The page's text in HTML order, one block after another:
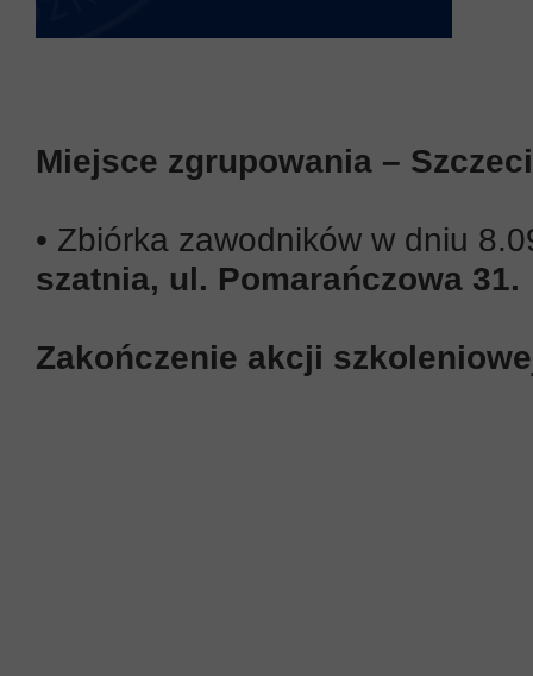
Miejsce zgrupowania –
• Zbiórka zawodników w dniu
szatnia, ul. Pomarańczowa 31.
Zakończenie akcji